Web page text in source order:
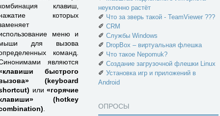
клавиш,
которых
меню и
для вызова
команд.
являются
быстрого
(keyboard
или «горячие
(hotkey
неуклонно растёт
✐ Что за зверь такой - TeamViewer ???
✐ CRM
✐ Службы Windows
✐ DropBox – виртуальная флешка
✐ Что такое Nepomuk?
✐ Создание загрузочной флешки Linux
✐ Установка игр и приложений в
Android
ОПРОСЫ